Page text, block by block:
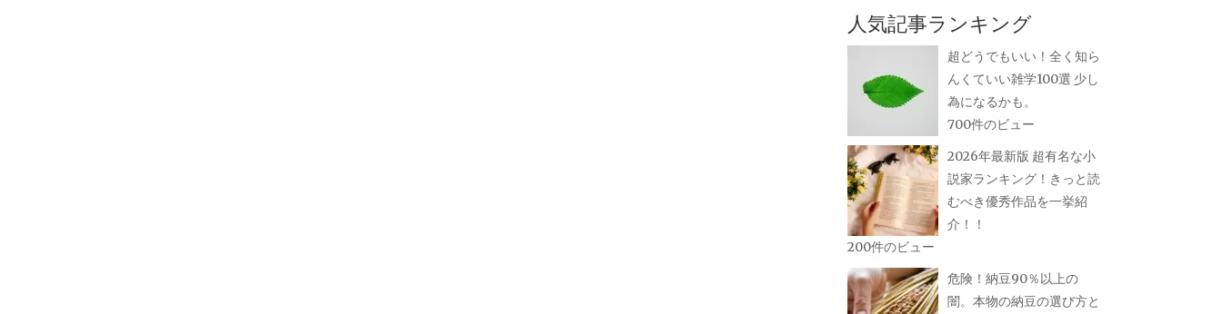
人気記事ランキング
超どうでもいい！全く知ら
んくていい雑学100選 少し
為になるかも。
700件のビュー
2026年最新版 超有名な小
説家ランキング！きっと読
むべき優秀作品を一挙紹
介！！
200件のビュー
危険！納豆90％以上の
闇。本物の納豆の選び方と